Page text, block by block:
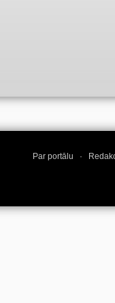
Par portālu ·